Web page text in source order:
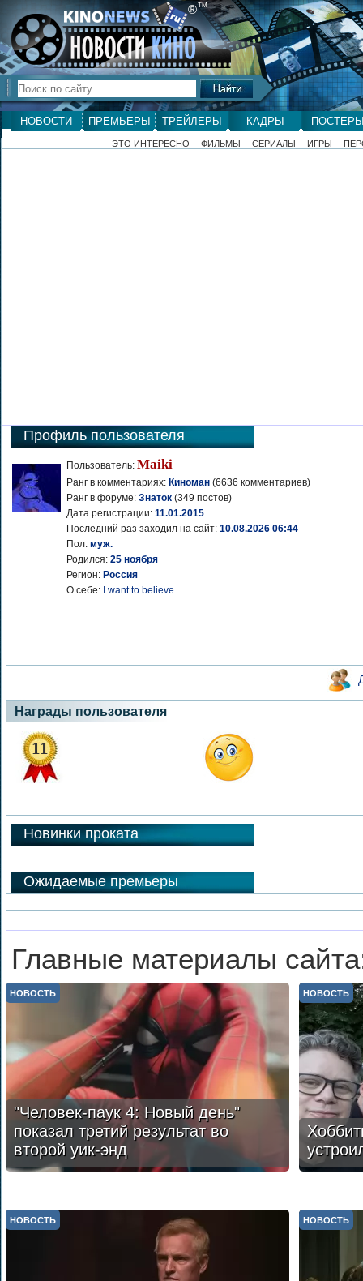
®ТМ
НОВОСТИ ПРЕМЬЕРЫ ТРЕЙЛЕРЫ КАДРЫ
ЭТО ИНТЕРЕСНО ФИЛЬМЫ СЕРИАЛЫ ИГРЫ
Профиль пользователя
Пользователь: Maiki
Ранг в комментариях: Киноман (6636 комментариев)
Ранг в форуме: Знаток (349 постов)
Дата регистрации: 11.01.2015
Последний раз заходил на сайт: 10.08.2026 06:44
Пол: муж.
Родился: 25 ноября
Регион: Россия
О себе:
I want to believe
Награды пользователя
11
Новинки проката
Ожидаемые премьеры
Главные материалы
"Человек-паук 4: Новый день"
показал третий результат во
второй уик-энд
НОВОСТЬ НОВОСТЬ
НОВОСТЬ НОВОСТЬ